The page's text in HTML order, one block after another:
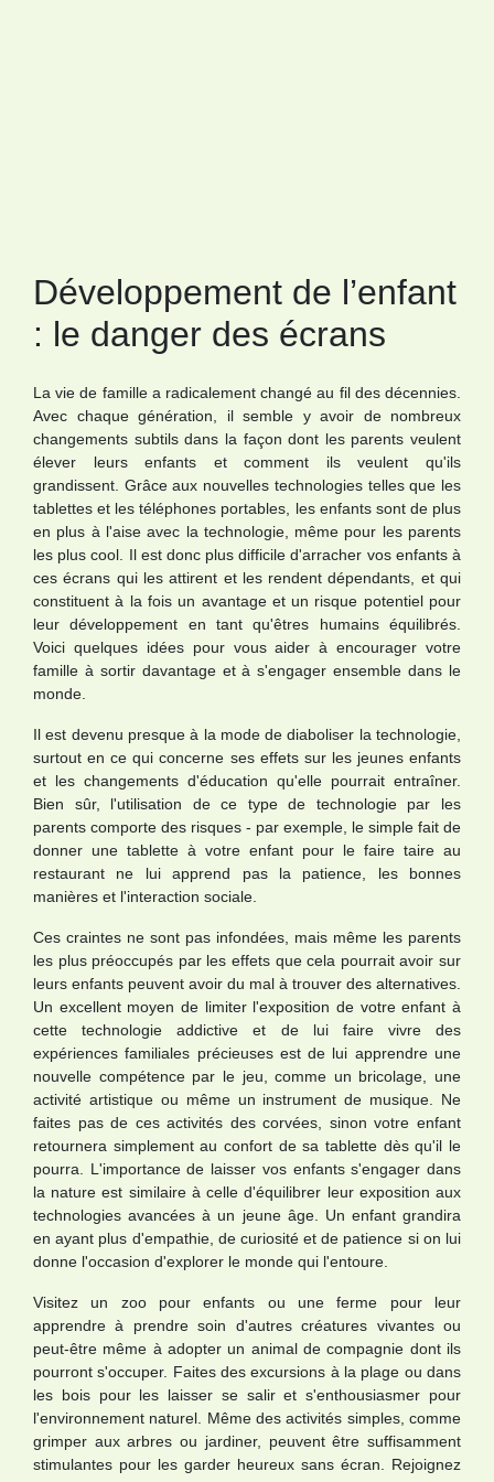
Développement de l’enfant
: le danger des écrans
La vie de famille a radicalement changé au fil des décennies.
Avec chaque génération, il semble y avoir de nombreux
changements subtils dans la façon dont les parents veulent
élever leurs enfants et comment ils veulent qu'ils
grandissent. Grâce aux nouvelles technologies telles que les
tablettes et les téléphones portables, les enfants sont de plus
en plus à l'aise avec la technologie, même pour les parents
les plus cool. Il est donc plus difficile d'arracher vos enfants à
ces écrans qui les attirent et les rendent dépendants, et qui
constituent à la fois un avantage et un risque potentiel pour
leur développement en tant qu'êtres humains équilibrés.
Voici quelques idées pour vous aider à encourager votre
famille à sortir davantage et à s'engager ensemble dans le
monde.
Il est devenu presque à la mode de diaboliser la technologie,
surtout en ce qui concerne ses effets sur les jeunes enfants
et les changements d'éducation qu'elle pourrait entraîner.
Bien sûr, l'utilisation de ce type de technologie par les
parents comporte des risques - par exemple, le simple fait de
donner une tablette à votre enfant pour le faire taire au
restaurant ne lui apprend pas la patience, les bonnes
manières et l'interaction sociale.
Ces craintes ne sont pas infondées, mais même les parents
les plus préoccupés par les effets que cela pourrait avoir sur
leurs enfants peuvent avoir du mal à trouver des alternatives.
Un excellent moyen de limiter l'exposition de votre enfant à
cette technologie addictive et de lui faire vivre des
expériences familiales précieuses est de lui apprendre une
nouvelle compétence par le jeu, comme un bricolage, une
activité artistique ou même un instrument de musique. Ne
faites pas de ces activités des corvées, sinon votre enfant
retournera simplement au confort de sa tablette dès qu'il le
pourra. L'importance de laisser vos enfants s'engager dans
la nature est similaire à celle d'équilibrer leur exposition aux
technologies avancées à un jeune âge. Un enfant grandira
en ayant plus d'empathie, de curiosité et de patience si on lui
donne l'occasion d'explorer le monde qui l'entoure.
Visitez un zoo pour enfants ou une ferme pour leur
apprendre à prendre soin d'autres créatures vivantes ou
peut-être même à adopter un animal de compagnie dont ils
pourront s'occuper. Faites des excursions à la plage ou dans
les bois pour les laisser se salir et s'enthousiasmer pour
l'environnement naturel. Même des activités simples, comme
grimper aux arbres ou jardiner, peuvent être suffisamment
stimulantes pour les garder heureux sans écran. Rejoignez